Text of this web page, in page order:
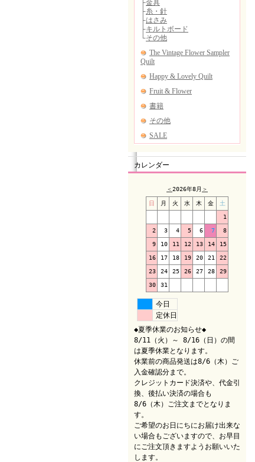
カレンダー
＜2026年8月 ＞
日 月 火 水 木 金 土
1
2 3 4 5 6 7 8
9 10 11 12 13 14 15
16 17 18 19 20 21 22
23 24 25 26 27 28 29
30 31
今日
定休日
◆夏季休業のお知らせ◆
8/11（火）～ 8/16（日）の間
は夏季休業となります。
休業前の商品発送は8/6（木）ご
入金確認分まで。
クレジットカード決済や、代金引
換、後払い決済の場合も
8/6（木）ご注文までとなりま
す。
ご希望のお日にちにお届け出来な
い場合もございますので、お早目
にご注文頂きますようお願いいた
します。